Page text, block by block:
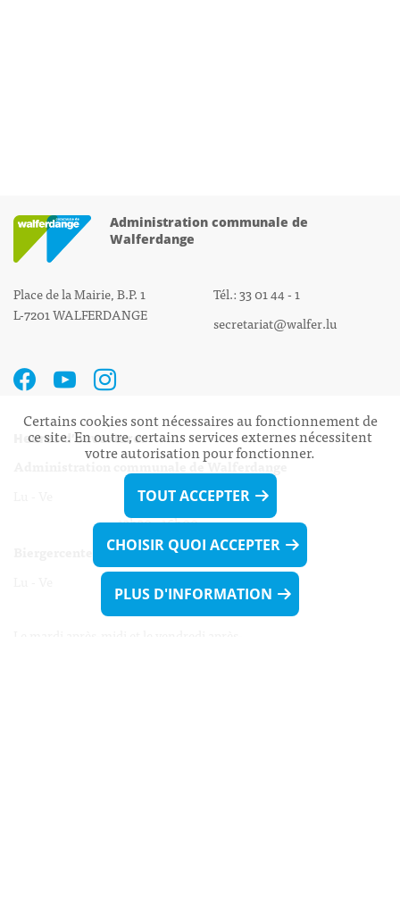
Administration communale de
Walferdange
Place de la Mairie, B.P. 1
L-7201 WALFERDANGE
Tél.: 33 01 44 - 1
secretariat@walfer.lu
Heures d’ouverture:
Administration communale de Walferdange
Lu - Ve 08h00 - 11h30
13h30 - 16h00
Lu - Ve 08h00 - 11h30
13h30 - 16h00
Certains cookies sont nécessaires au fonctionnement de
ce site. En outre, certains services externes nécessitent
votre autorisation pour fonctionner.
TOUT ACCEPTER
CHOISIR QUOI ACCEPTER
PLUS D'INFORMATION